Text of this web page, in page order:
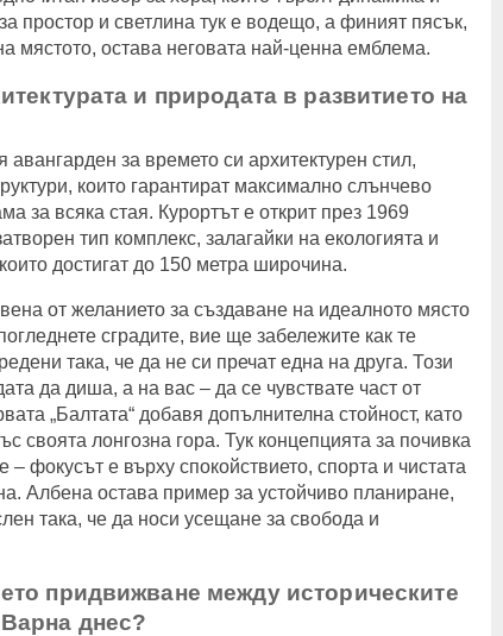
простор и светлина тук е водещо, а финият пясък,
мястото, остава неговата най-ценна емблема.
и природата в развитието на
за времето си архитектурен стил,
които гарантират максимално слънчево
за всяка стая. Курортът е открит през 1969
тип комплекс, залагайки на екологията и
достигат до 150 метра широчина.
от желанието за създаване на идеалното място
сградите, вие ще забележите как те
така, че да не си пречат една на друга. Този
да диша, а на вас – да се чувствате част от
„Балтата“ добавя допълнителна стойност, като
своята лонгозна гора. Тук концепцията за почивка
фокусът е върху спокойствието, спорта и чистата
Албена остава пример за устойчиво планиране,
така, че да носи усещане за свобода и
придвижване между историческите
днес?